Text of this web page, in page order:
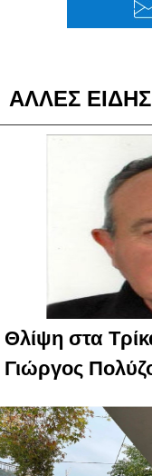
ΑΛΛΕΣ
Θλίψη στα
Γιώργος